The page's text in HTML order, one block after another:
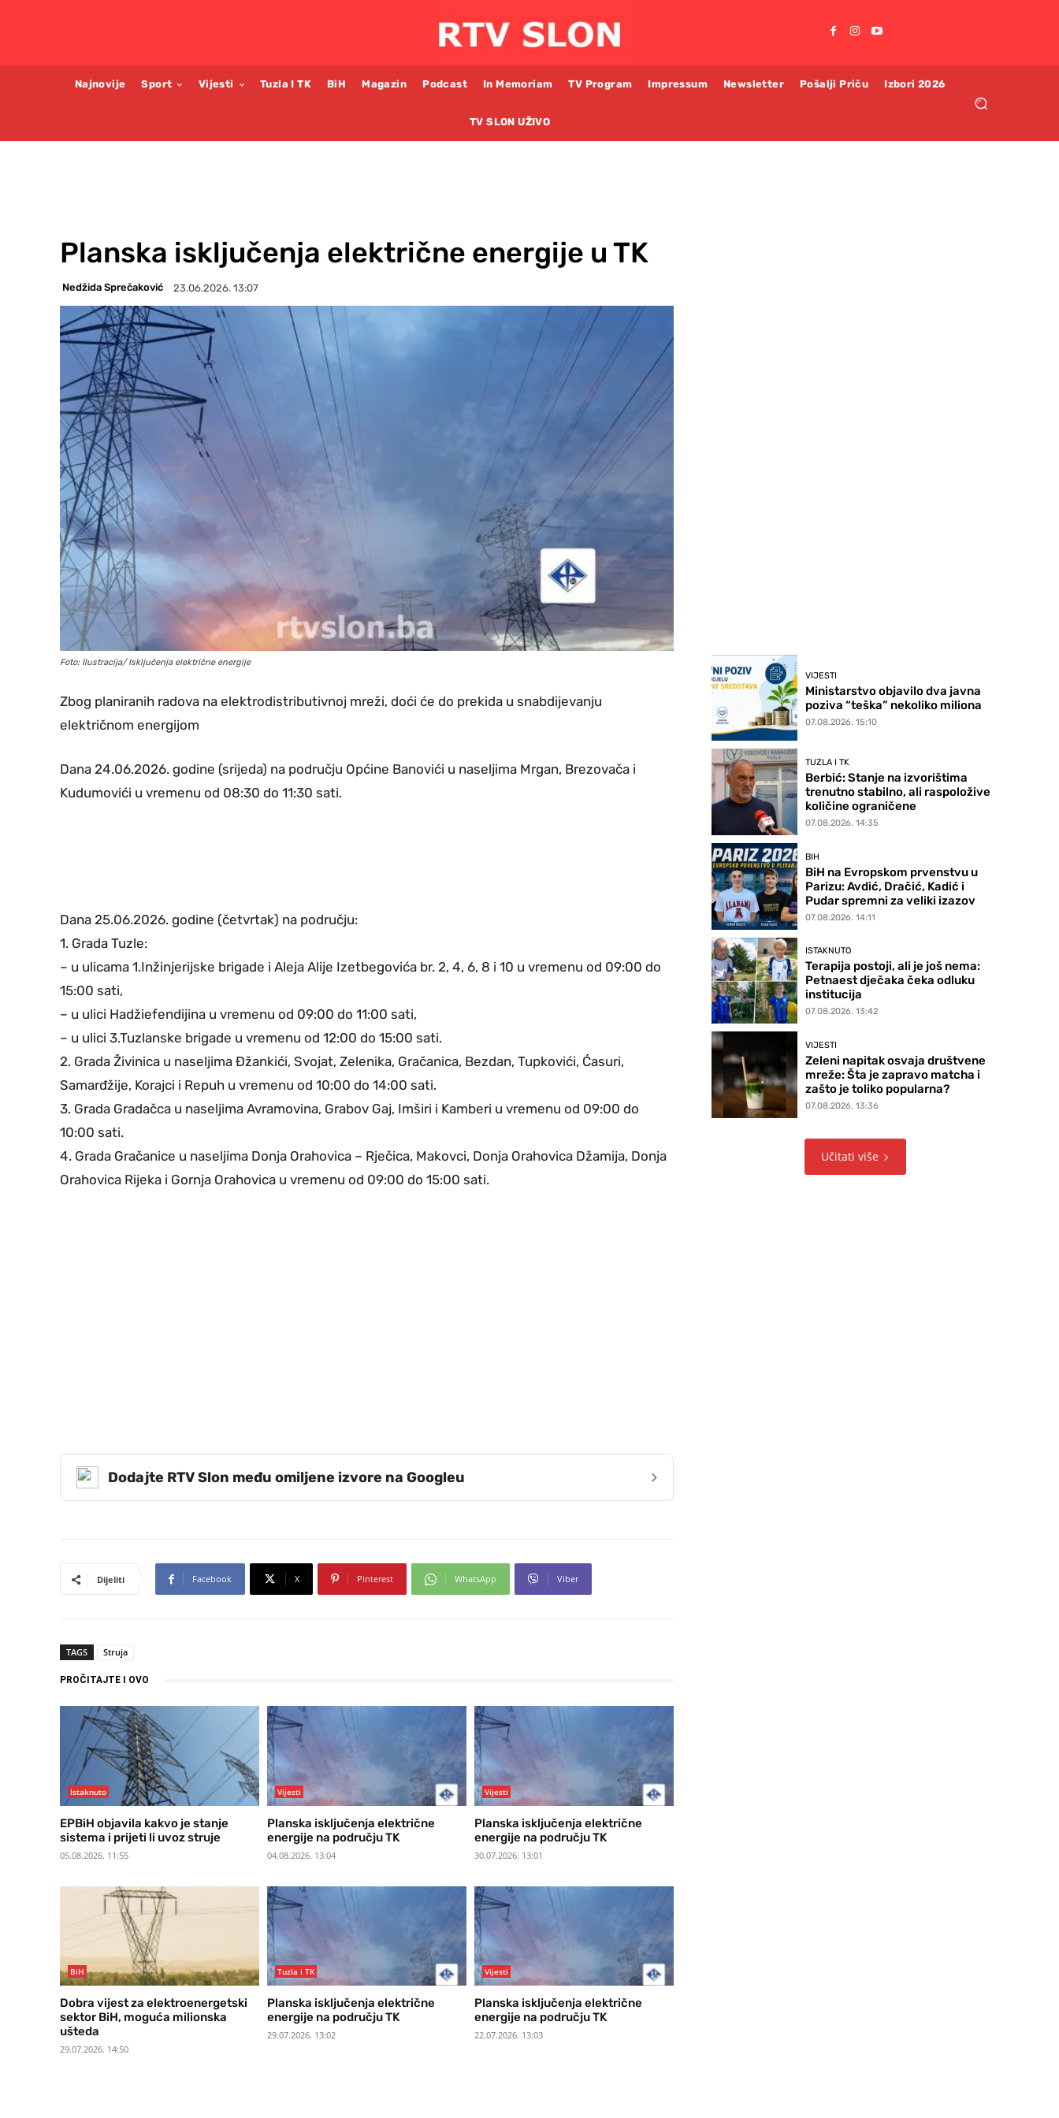
Najnovije Sport Vijesti Tuzla I TK BiH Magazin Podcast In Memoriam TV Program Impressum Newsletter Pošalji Priču Izbori 2026
TV SLON UŽIVO
Planska isključenja električne energije u TK
Nedžida Sprečaković 23.06.2026. 13:07
Foto: Ilustracija/ Isključenja električne energije
Zbog planiranih radova na elektrodistributivnoj mreži, doći će do prekida u snabdijevanju
električnom energijom
Dana 24.06.2026. godine (srijeda) na području Općine Banovići u naseljima Mrgan, Brezovača i
Kudumovići u vremenu od 08:30 do 11:30 sati.
Dana 25.06.2026. godine (četvrtak) na području:
1. Grada Tuzle:
– u ulicama 1.Inžinjerijske brigade i Aleja Alije Izetbegovića br. 2, 4, 6, 8 i 10 u vremenu od 09:00 do
15:00 sati,
– u ulici Hadžiefendijina u vremenu od 09:00 do 11:00 sati,
– u ulici 3.Tuzlanske brigade u vremenu od 12:00 do 15:00 sati.
2. Grada Živinica u naseljima Đžankići, Svojat, Zelenika, Gračanica, Bezdan, Tupkovići, Ćasuri,
Samarđžije, Korajci i Repuh u vremenu od 10:00 do 14:00 sati.
3. Grada Gradačca u naseljima Avramovina, Grabov Gaj, Imširi i Kamberi u vremenu od 09:00 do
10:00 sati.
4. Grada Gračanice u naseljima Donja Orahovica – Rječica, Makovci, Donja Orahovica Džamija, Donja
Orahovica Rijeka i Gornja Orahovica u vremenu od 09:00 do 15:00 sati.
Dodajte RTV Slon među omiljene izvore na Googleu ›
Dijeliti Facebook X Pinterest WhatsApp Viber
TAGS Struja
PROČITAJTE I OVO
Istaknuto
EPBiH objavila kakvo je stanje
sistema i prijeti li uvoz struje
05.08.2026. 11:55
Vijesti
Planska isključenja električne
energije na području TK
04.08.2026. 13:04
Vijesti
Planska isključenja električne
energije na području TK
30.07.2026. 13:01
BiH
Dobra vijest za elektroenergetski
sektor BiH, moguća milionska
ušteda
29.07.2026. 14:50
Tuzla i TK
Planska isključenja električne
energije na području TK
29.07.2026. 13:02
Vijesti
Planska isključenja električne
energije na području TK
22.07.2026. 13:03
VIJESTI
Ministarstvo objavilo dva javna
poziva “teška” nekoliko miliona
07.08.2026. 15:10
TUZLA I TK
Berbić: Stanje na izvorištima
trenutno stabilno, ali raspoložive
količine ograničene
07.08.2026. 14:35
BIH
BiH na Evropskom prvenstvu u
Parizu: Avdić, Dračić, Kadić i
Pudar spremni za veliki izazov
07.08.2026. 14:11
ISTAKNUTO
Terapija postoji, ali je još nema:
Petnaest dječaka čeka odluku
institucija
07.08.2026. 13:42
VIJESTI
Zeleni napitak osvaja društvene
mreže: Šta je zapravo matcha i
zašto je toliko popularna?
07.08.2026. 13:36
Učitati više